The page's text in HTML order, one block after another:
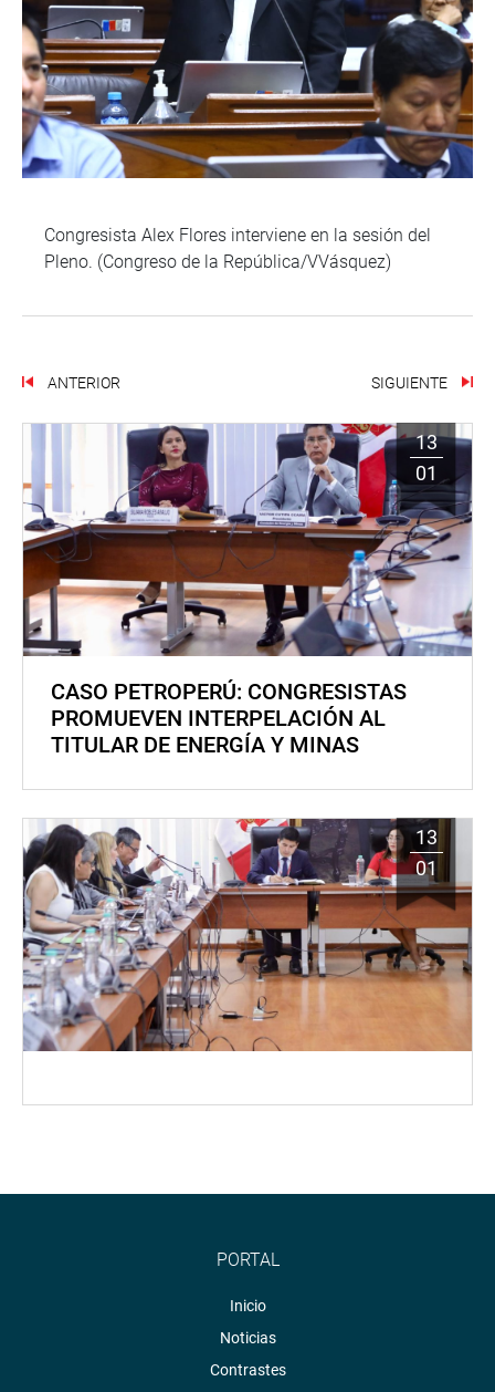
Congresista Alex Flores interviene en la sesión del
Pleno. (Congreso de la República/VVásquez)
ANTERIOR SIGUIENTE
13
01
CASO PETROPERÚ: CONGRESISTAS
PROMUEVEN INTERPELACIÓN AL
TITULAR DE ENERGÍA Y MINAS
13
01
PORTAL
Inicio
Noticias
Contrastes